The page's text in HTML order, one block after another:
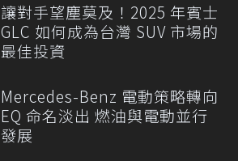
讓對手望塵莫及！2025 年賓士
GLC 如何成為台灣 SUV 市場的
最佳投資
Mercedes-Benz 電動策略轉向
EQ 命名淡出 燃油與電動並行
發展